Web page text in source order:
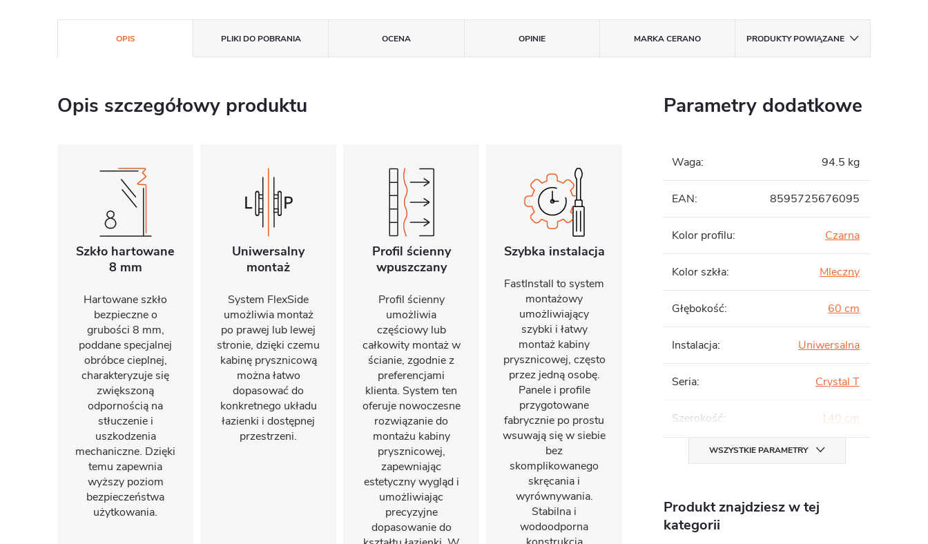
OPIS PLIKI DO POBRANIA OCENA OPINIE MARKACERANO PRODUKTY POWIĄZANE
Opis szczegółowy produktu
Szkło hartowane
8 mm
Hartowane szkło
bezpieczne o
grubości 8 mm,
poddane specjalnej
obróbce cieplnej,
charakteryzuje się
zwiększoną
odpornością na
stłuczenie i
uszkodzenia
mechaniczne. Dzięki
temu zapewnia
wyższy poziom
bezpieczeństwa
użytkowania.
Uniwersalny
montaż
System FlexSide
umożliwia montaż
po prawej lub lewej
stronie, dzięki czemu
kabinę prysznicową
można łatwo
dopasować do
konkretnego układu
łazienki i dostępnej
przestrzeni.
Profil ścienny
wpuszczany
Profil ścienny
umożliwia
częściowy lub
całkowity montaż w
ścianie, zgodnie z
preferencjami
klienta. System ten
oferuje nowoczesne
rozwiązanie do
montażu kabiny
prysznicowej,
zapewniając
estetyczny wygląd i
umożliwiając
precyzyjne
dopasowanie do
Szybka instalacja
FastInstall to system
montażowy
umożliwiający
szybki i łatwy
montaż kabiny
prysznicowej, często
przez jedną osobę.
Panele i profile
przygotowane
fabrycznie po prostu
wsuwają się w siebie
bez
skomplikowanego
skręcania i
wyrównywania.
Stabilna i
wodoodporna
Parametry dodatkowe
Waga: 94.5 kg
EAN: 8595725676095
Kolor profilu: Czarna
Kolor szkła: Mleczny
Głębokość: 60 cm
Instalacja: Uniwersalna
Seria: Crystal T
Szerokość: 140 cm
WSZYSTKIE PARAMETRY
Produkt znajdziesz w tej
kategorii